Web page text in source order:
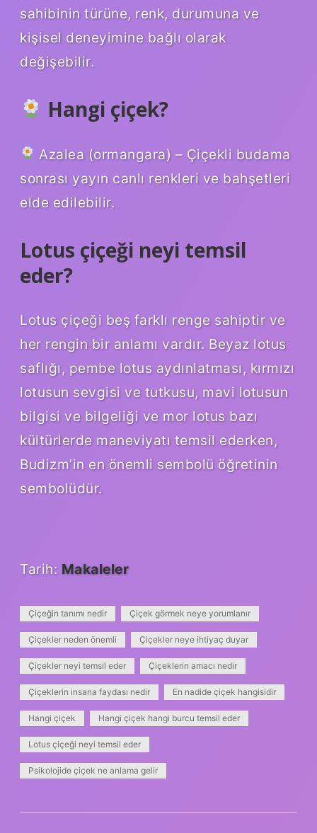
sahibinin türüne, renk, durumuna ve
kişisel deneyimine bağlı olarak
değişebilir.
Hangi çiçek?
Azalea (ormangara) – Çiçekli budama
sonrası yayın canlı renkleri ve bahşetleri
elde edilebilir.
Lotus çiçeği neyi temsil
eder?
Lotus çiçeği beş farklı renge sahiptir ve
her rengin bir anlamı vardır. Beyaz lotus
saflığı, pembe lotus aydınlatması, kırmızı
lotusun sevgisi ve tutkusu, mavi lotusun
bilgisi ve bilgeliği ve mor lotus bazı
kültürlerde maneviyatı temsil ederken,
Budizm’in en önemli sembolü öğretinin
sembolüdür.
Tarih: Makaleler
Çiçeğin tanımı nedir Çiçek görmek neye yorumlanır
Çiçekler neden önemli Çiçekler neye ihtiyaç duyar
Çiçekler neyi temsil eder Çiçeklerin amacı nedir
Çiçeklerin insana faydası nedir En nadide çiçek hangisidir
Hangi çiçek Hangi çiçek hangi burcu temsil eder
Lotus çiçeği neyi temsil eder
Psikolojide çiçek ne anlama gelir